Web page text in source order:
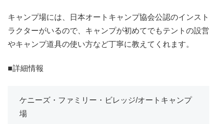
キャンプ場には、日本オートキャンプ協会公認のインスト
ラクターがいるので、キャンプが初めてでもテントの設営
やキャンプ道具の使い方など丁寧に教えてくれます。
■詳細情報
ケニーズ・ファミリー・ビレッジ/オートキャンプ
場